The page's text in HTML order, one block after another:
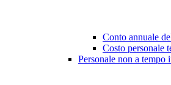
Conto annuale
Costo personale
Personale non a tempo